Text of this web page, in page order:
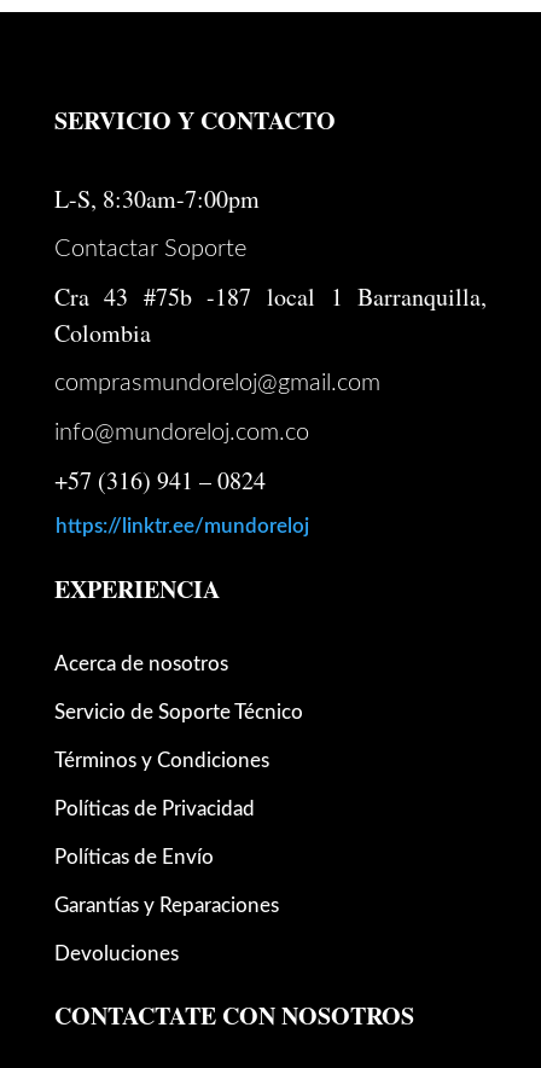
era:
es:
SERVICIO Y CONTACTO
L-S, 8:30am-7:00pm
Contactar Soporte
Cra 43 #75b -187 local 1 Barranquilla,
Colombia
comprasmundoreloj@gmail.com
info@mundoreloj.com.co
+57 (316) 941 – 0824
https://linktr.ee/mundoreloj
EXPERIENCIA
Acerca de nosotros
Servicio de Soporte Técnico
Términos y Condiciones
Políticas de Privacidad
Políticas de Envío
Garantías y Reparaciones
Devoluciones
CONTACTATE CON NOSOTROS